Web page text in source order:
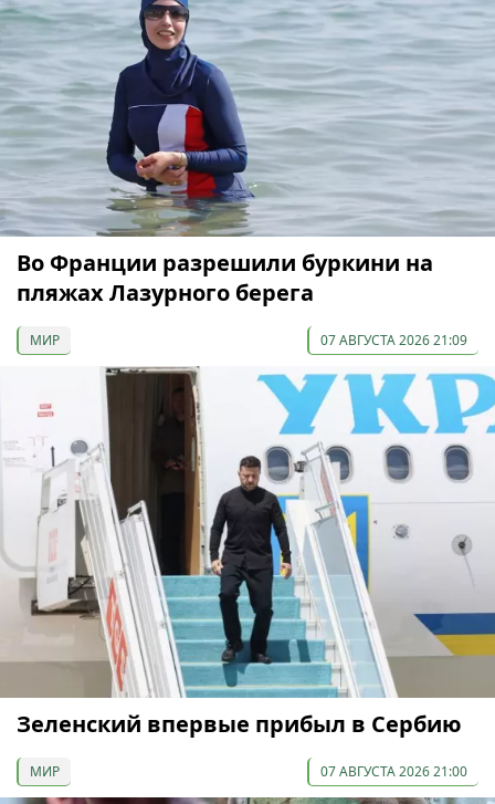
Во Франции разрешили буркини на
пляжах Лазурного берега
МИР 07 АВГУСТА 2026 21:09
Зеленский впервые прибыл в Сербию
МИР 07 АВГУСТА 2026 21:00